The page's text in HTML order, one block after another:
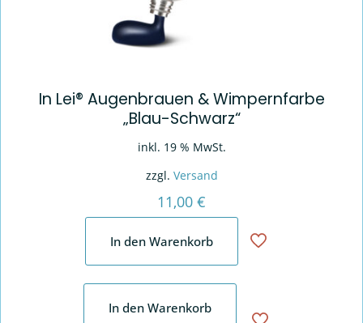
In Lei® Augenbrauen & Wimpernfarbe
„Blau-Schwarz“
inkl. 19 % MwSt.
zzgl. Versand
11,00 €
In den Warenkorb
In den Warenkorb